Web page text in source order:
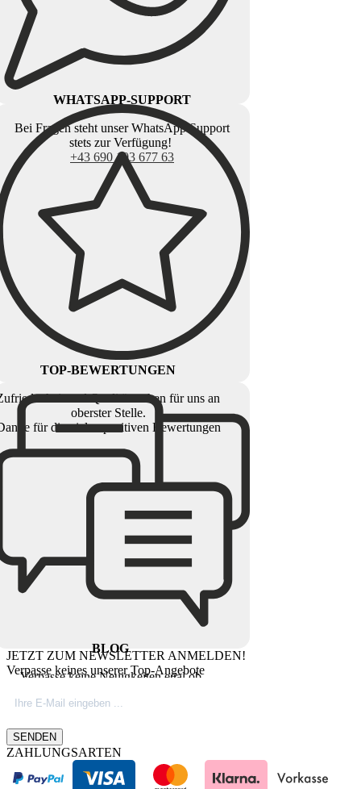
WHATSAPP-SUPPORT
Bei Fragen steht unser WhatsApp Support
stets zur Verfügung!
+43 690 103 677 63
TOP-BEWERTUNGEN
und Qualität stehen für uns an
oberster Stelle.
für die vielen positiven Bewertungen
BLOG
Verpasse keine Neuigkeiten egal ob
Firmeninfos. Besuche unseren Blog.
JETZT ZUM NEWSLETTER ANMELDEN!
Verpasse keines unserer Top-Angebote
SENDEN
ZAHLUNGSARTEN